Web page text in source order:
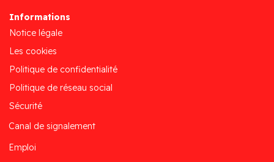
Informations
Notice légale
Les cookies
Politique de confidentialité
Politique de réseau social
Sécurité
Canal de signalement
Emploi